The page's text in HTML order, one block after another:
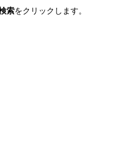
索をクリックします。